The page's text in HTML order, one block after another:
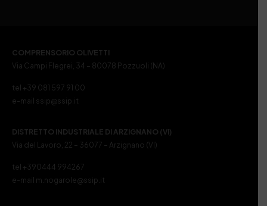
COMPRENSORIO OLIVETTI
Via Campi Flegrei, 34 – 80078 Pozzuoli (NA)
tel +39 081 597 91 00
e-mail ssip@ssip.it
DISTRETTO INDUSTRIALE DI ARZIGNANO (VI)
Via del Lavoro, 22 – 36077 – Arzignano (VI)
tel +390444 994267
e-mail m.nogarole@ssip.it